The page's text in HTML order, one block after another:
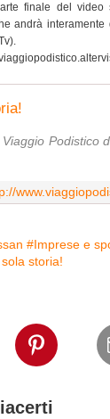
finale del video
andrà
Podistico
#Imprese e
storia!